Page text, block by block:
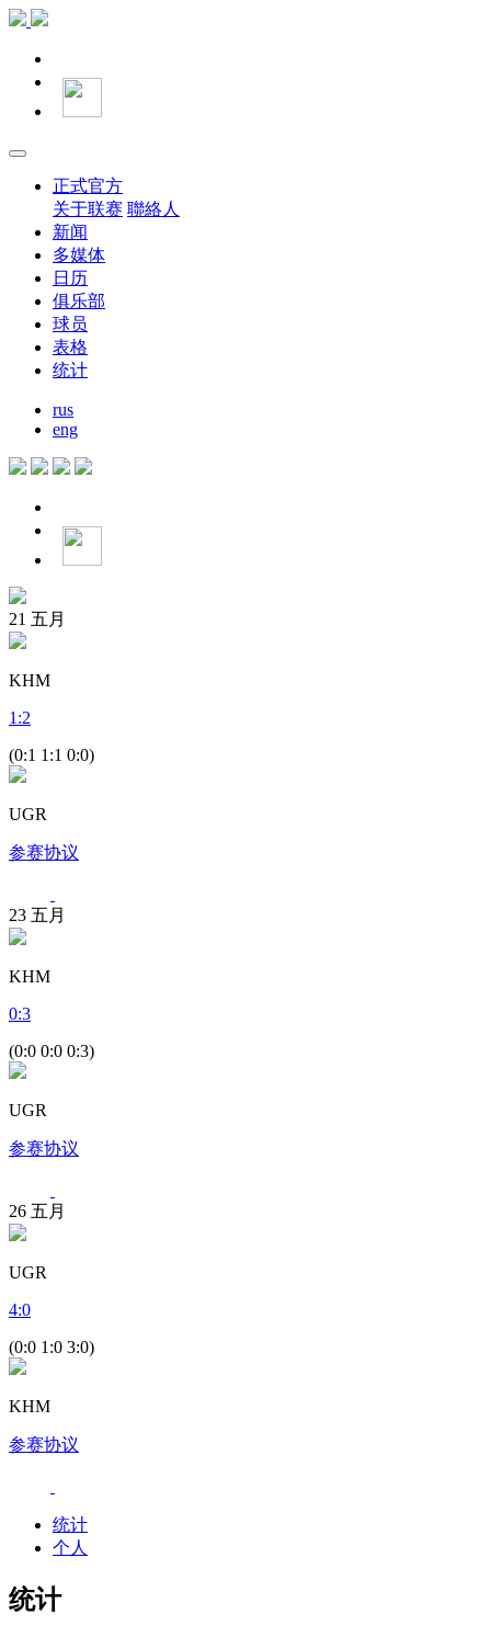
正式官方
关于联赛 聯絡人
新闻
多媒体
日历
俱乐部
球员
表格
统计
rus
eng
21 五月
KHM
1 :2
(0:1 1:1 0:0)
UGR
参赛协议
23 五月
KHM
0:3
(0:0 0:0 0:3)
UGR
参赛协议
26 五月
UGR
4:0
(0:0 1:0 3:0)
KHM
参赛协议
统计
个人
统计